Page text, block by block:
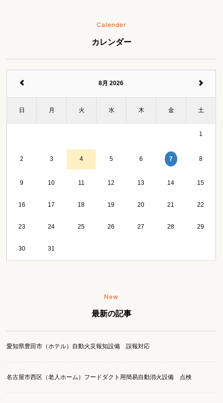
Calender
カレンダー
8月 2026
日 月 火 水 木 金 土
1
2 3 4 5 6 7 8
9 10 11 12 13 14 15
16 17 18 19 20 21 22
23 24 25 26 27 28 29
30 31
New
最新の記事
愛知県豊田市（ホテル）自動火災報知設備 誤報対応
名古屋市西区（老人ホーム）フードダクト用簡易自動消火設備 点検